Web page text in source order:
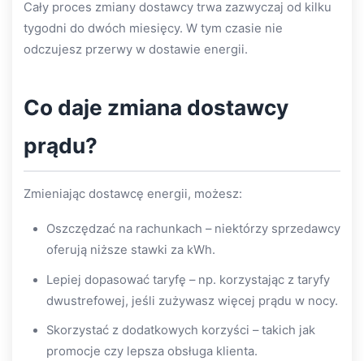
Cały proces zmiany dostawcy trwa zazwyczaj od kilku
tygodni do dwóch miesięcy. W tym czasie nie
odczujesz przerwy w dostawie energii.
Co daje zmiana dostawcy
prądu?
Zmieniając dostawcę energii, możesz:
Oszczędzać na rachunkach – niektórzy sprzedawcy
oferują niższe stawki za kWh.
Lepiej dopasować taryfę – np. korzystając z taryfy
dwustrefowej, jeśli zużywasz więcej prądu w nocy.
Skorzystać z dodatkowych korzyści – takich jak
promocje czy lepsza obsługa klienta.